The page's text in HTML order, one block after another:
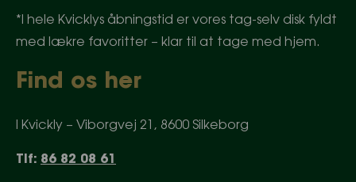
*I hele Kvicklys åbningstid er vores tag-selv disk fyldt
med lækre favoritter – klar til at tage med hjem.
Find os her
I Kvickly – Viborgvej 21, 8600 Silkeborg
Tlf: 86 82 08 61